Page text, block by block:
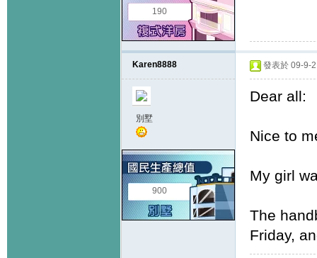
190
Karen8888
別墅
900
發表於 09-9-
Dear all:
Nice to
My girl
The
Friday,